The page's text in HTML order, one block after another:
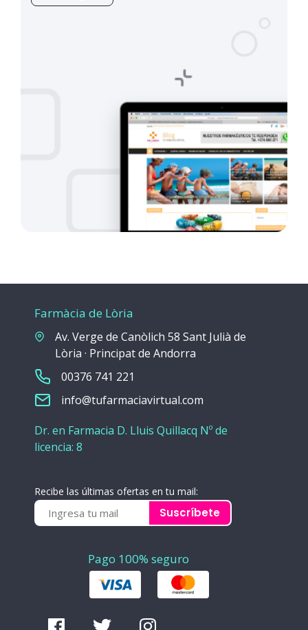
Farmàcia de Lòria
Av. Verge de Canòlich 58 Sant Julià de
Lòria · Principat de Andorra
00376 741 221
info@tufarmaciavirtual.com
Dr. en Farmacia D. Lluis Quillacq Nº de
licencia: 8
Recibe las últimas ofertas en tu mail:
Suscríbete
Pago 100% seguro